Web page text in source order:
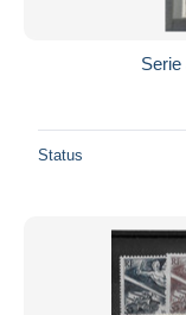
Serie
Status